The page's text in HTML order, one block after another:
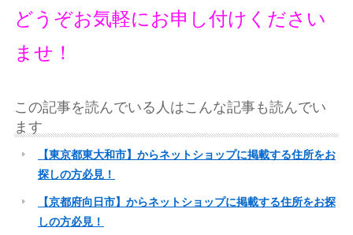
どうぞお気軽にお申し付けください
ませ！
この記事を読んでいる人はこんな記事も読んでい
ます
【東京都東大和市】からネットショップに掲載する住所をお
探しの方必見！
【京都府向日市】からネットショップに掲載する住所をお探
しの方必見！